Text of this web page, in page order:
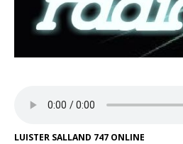
LUISTER SALLAND 747 ONLINE